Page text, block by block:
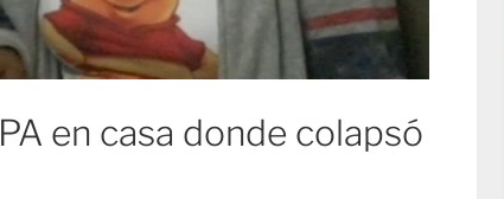
en casa donde colapsó